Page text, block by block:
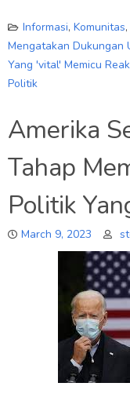
Informasi, Komunitas,
Mengatakan Dukungan
Yang 'vital' Memicu
Politik
Amerika
Tahap
Politik
March 9, 2023